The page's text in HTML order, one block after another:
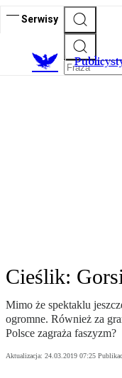
Serwisy
Cieślik:
Mimo że spektaklu
ogromne. Również za
Polsce zagraża faszyzm?
Aktualizacja: 24.03.2019 07:25